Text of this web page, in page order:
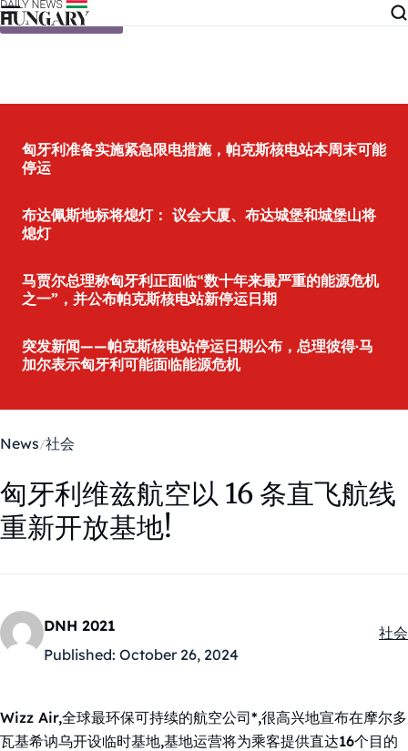
Skip to content
匈牙利准备实施紧急限电措施，帕克斯核电站本周末可能
停运
布达佩斯地标将熄灯： 议会大厦、布达城堡和城堡山将
熄灯
马贾尔总理称匈牙利正面临“数十年来最严重的能源危机
之一”，并公布帕克斯核电站新停运日期
突发新闻——帕克斯核电站停运日期公布，总理彼得·马
加尔表示匈牙利可能面临能源危机
News 社会
匈牙利维兹航空以 16 条直飞航线
重新开放基地!
DNH 2021
Published: October 26, 2024
社会
Wizz Air,全球最环保可持续的航空公司*,很高兴地宣布在摩尔多
瓦基希讷乌开设临时基地,基地运营将为乘客提供直达16个目的